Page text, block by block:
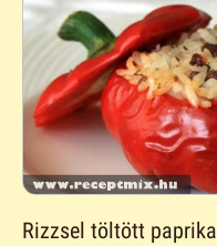
Rizzsel töltött paprika